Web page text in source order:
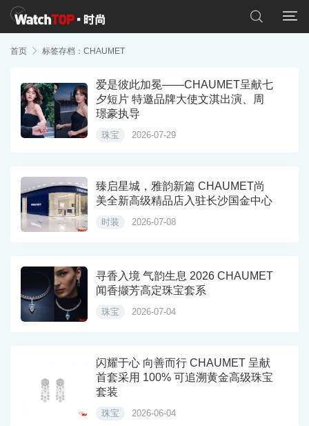


首页  标签存档：CHAUMET
爱是彼此加冕——CHAUMET呈献七
夕短片 特邀品牌大使文淇出演、周
璟豪执导
珠宝 2026-07-29
臻启星城，雅韵新篇 CHAUMET尚
美全新高级精品店入驻长沙国金中心
时装 2026-07-08
寻香入境 气韵生息 2026 CHAUMET
闻香撷芳高定珠宝套系
珠宝 2026-07-04
闪耀于心 向善而行 CHAUMET 呈献
首套采用 100% 可追溯黄金高级珠宝
套装
珠宝 2026-06-04